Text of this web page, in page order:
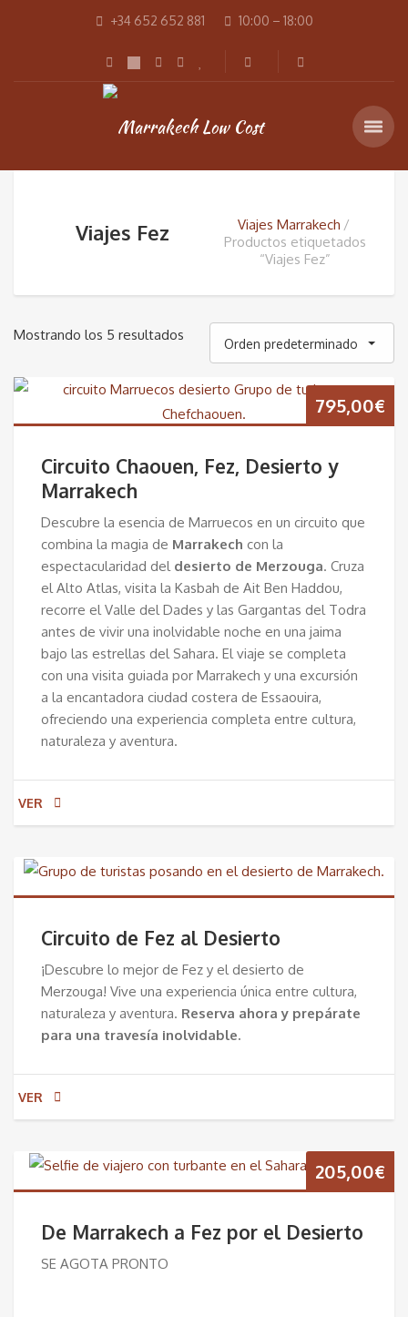
+34 652 652 881 10:00 – 18:00
Viajes Fez
Viajes Marrakech
Productos etiquetados
“Viajes Fez”
Mostrando los 5 resultados
Orden predeterminado
795,00€
Circuito Chaouen, Fez, Desierto y
Marrakech
Descubre la esencia de Marruecos en un circuito que
combina la magia de Marrakech con la
espectacularidad del desierto de Merzouga. Cruza
el Alto Atlas, visita la Kasbah de Ait Ben Haddou,
recorre el Valle del Dades y las Gargantas del Todra
antes de vivir una inolvidable noche en una jaima
bajo las estrellas del Sahara. El viaje se completa
con una visita guiada por Marrakech y una excursión
a la encantadora ciudad costera de Essaouira,
ofreciendo una experiencia completa entre cultura,
naturaleza y aventura.
VER
Circuito de Fez al Desierto
¡Descubre lo mejor de Fez y el desierto de
Merzouga! Vive una experiencia única entre cultura,
naturaleza y aventura. Reserva ahora y prepárate
para una travesía inolvidable.
VER
205,00€
De Marrakech a Fez por el Desierto
SE AGOTA PRONTO